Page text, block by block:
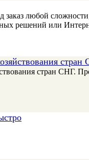
заказ любой
решений или
стран
стран